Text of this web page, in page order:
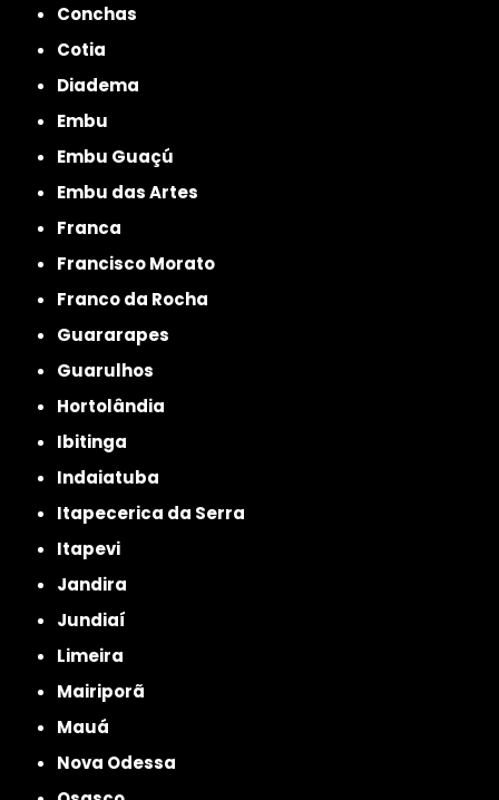
Conchas
Cotia
Diadema
Embu
Embu Guaçú
Embu das Artes
Franca
Francisco Morato
Franco da Rocha
Guararapes
Guarulhos
Hortolândia
Ibitinga
Indaiatuba
Itapecerica da Serra
Itapevi
Jandira
Jundiaí
Limeira
Mairiporã
Mauá
Nova Odessa